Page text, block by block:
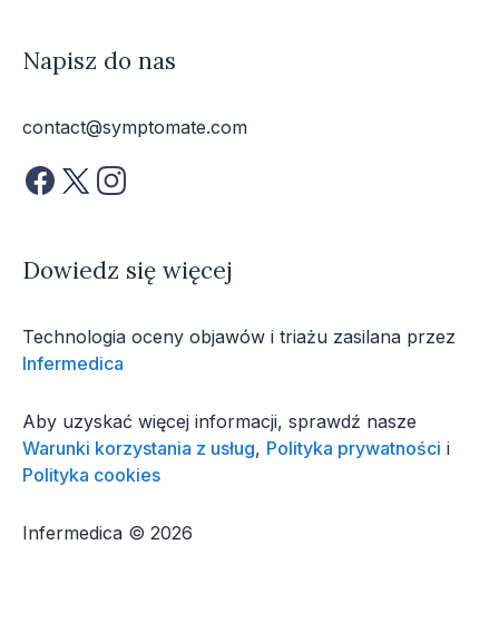
Napisz do nas
contact@symptomate.com
Dowiedz się więcej
Technologia oceny objawów i triażu zasilana przez
Infermedica
Aby uzyskać więcej informacji, sprawdź nasze
Warunki korzystania z usług, Polityka prywatności i
Polityka cookies
Infermedica © 2026